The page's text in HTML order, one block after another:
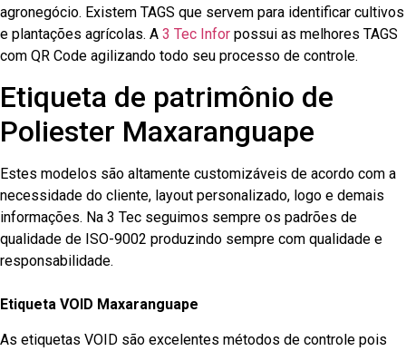
agronegócio. Existem TAGS que servem para identificar cultivos
e plantações agrícolas. A 3 Tec Infor possui as melhores TAGS
com QR Code agilizando todo seu processo de controle.
Etiqueta de patrimônio de
Poliester Maxaranguape
Estes modelos são altamente customizáveis de acordo com a
necessidade do cliente, layout personalizado, logo e demais
informações. Na 3 Tec seguimos sempre os padrões de
qualidade de ISO-9002 produzindo sempre com qualidade e
responsabilidade.
Etiqueta VOID Maxaranguape
As etiquetas VOID são excelentes métodos de controle pois